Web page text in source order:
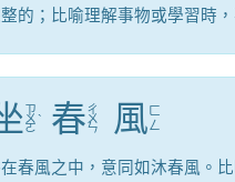
的；比喻理解事物或學習時
ㄗ
ㄨ
ㄛ
ˋ 春ㄔ
ㄨ
ㄣ 風 ㄈ
ㄥ
春風之中，意同如沐春風。